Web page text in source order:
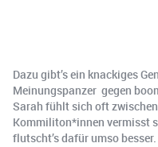
Dazu gibt’s ein knackiges
Meinungspanzer ️ gegen
Sarah fühlt sich oft
Kommiliton*innen vermisst
flutscht’s dafür umso besser.